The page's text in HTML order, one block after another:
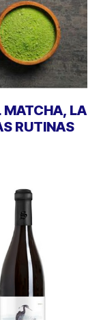
MATCHA, LA
RUTINAS